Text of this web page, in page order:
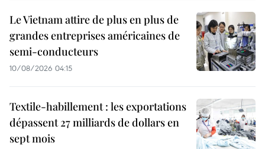
Le Vietnam attire de plus en plus de
grandes entreprises américaines de
semi-conducteurs
10/08/2026 04:15
Textile-habillement : les exportations
dépassent 27 milliards de dollars en
sept mois